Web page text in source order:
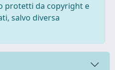
protetti da copyright e
salvo diversa